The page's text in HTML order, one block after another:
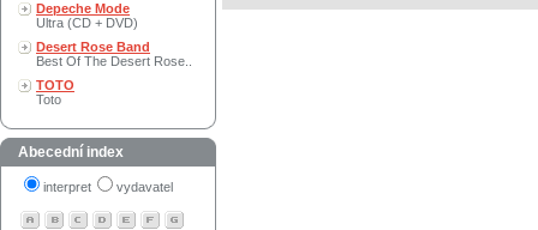
Depeche Mode
Ultra (CD + DVD)
Desert Rose Band
Best Of The Desert Rose..
TOTO
Toto
Abecední index
interpret vydavatel